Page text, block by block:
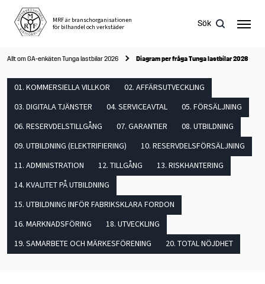
content
MRF är branschorganisationen
för bilhandel och verkstäder
Sök
efter:
Sök
Allt om GA-enkäten Tunga lastbilar 2026 Diagram per fråga Tunga lastbilar 2026
01. KOMMERSIELLA VILLKOR
02. AFFÄRSUTVECKLING
03. DIGITALA TJÄNSTER
04. SERVICEAVTAL
05. FÖRSÄLJNING
06. RESERVDELSTILLGÅNG
07. GARANTIER
08. UTBILDNING
09. UTBILDNING (ELEKTRIFIERING)
10. RESERVDELSFÖRSÄLJNING
11. ADMINISTRATION
12. TILLGÅNG
13. RISKHANTERING
14. KVALITET PÅ UTBILDNING
15. UTBILDNING INFÖR FABRIKSKLARA FORDON
16. MARKNADSFÖRING
18. UTVECKLING
19. SAMARBETE OCH MÄRKESFÖRENING
20. TOTAL NÖJDHET